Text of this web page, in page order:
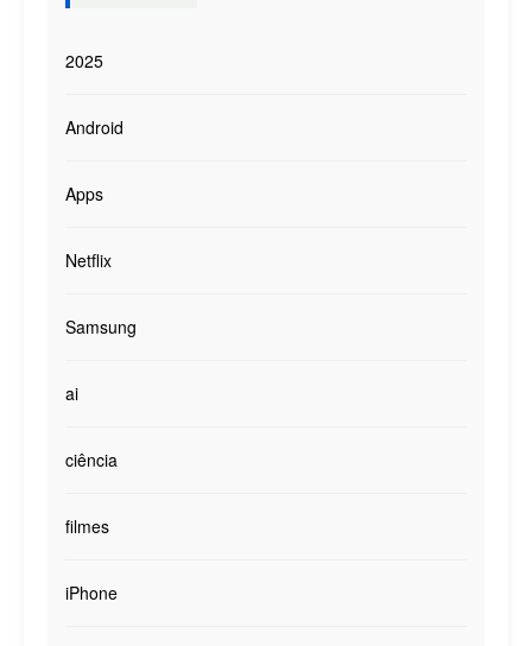
2025
Android
Apps
Netflix
Samsung
ai
ciência
filmes
iPhone